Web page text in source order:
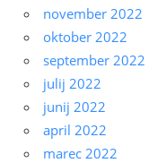
november 2022
oktober 2022
september 2022
julij 2022
junij 2022
april 2022
marec 2022